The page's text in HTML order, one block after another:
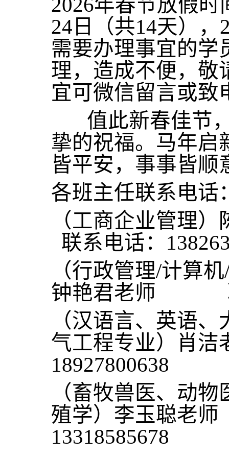
2026年春节放假时
24日（共14天）
需要办理事宜的学
理，造成不便，敬
宜可微信留言或致
值此新春佳节，
挚的祝福。马年启
皆平安，事事皆顺
各班主任联系电话
（工商企业
联系电话：
（行政管理/计算
钟艳君老师 联
（汉语言、英语
气工程专业）肖
18927800638
（畜牧兽医、动
殖学）李玉聪
13318585678